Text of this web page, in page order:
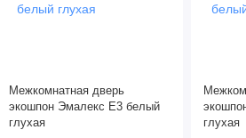
Межкомнатная дверь
экошпон Эмалекс Е3 белый
глухая
глухая